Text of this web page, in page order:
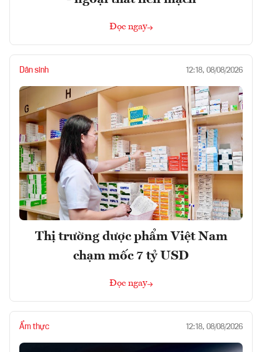
Đọc ngay
Dân sinh 12:18, 08/08/2026
Thị trường dược phẩm Việt Nam
chạm mốc 7 tỷ USD
Đọc ngay
Ẩm thực 12:18, 08/08/2026